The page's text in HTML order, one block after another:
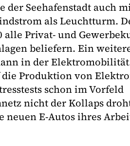
der Seehafenstadt auch
als Leuchtturm.
Privat- und
beliefern. Ein
in der
die Produktion von
schon im Vorfeld
nicht der Kollaps
neuen E-Autos ihres